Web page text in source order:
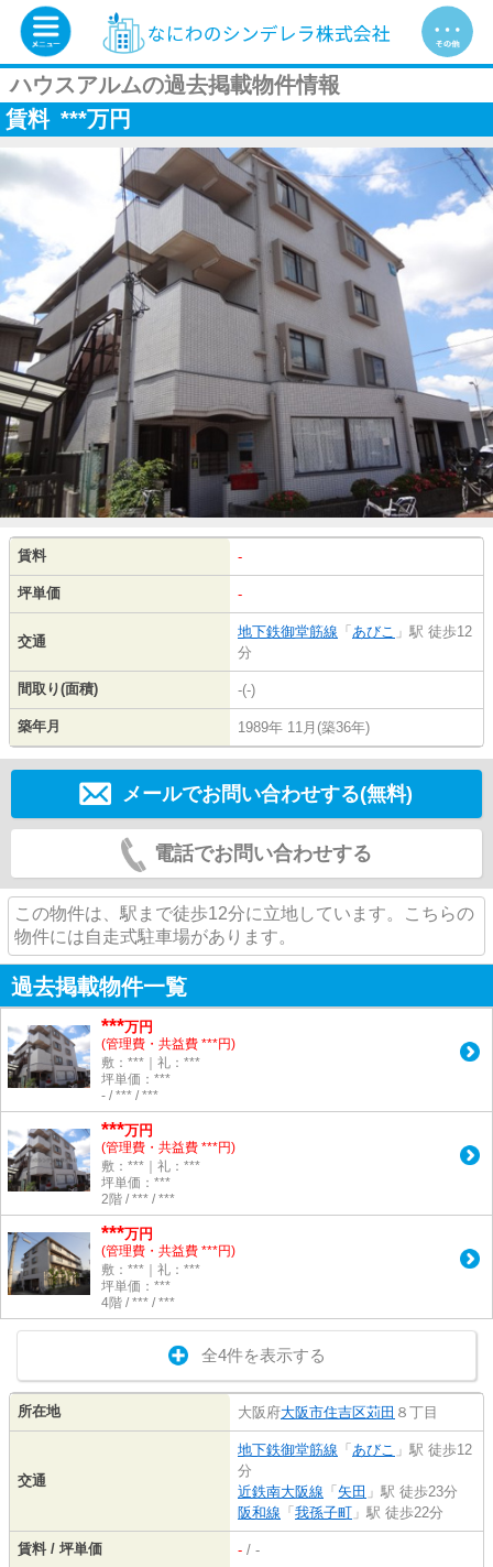
ハウスアルムの過去掲載物件情報
賃料 ***万円
賃料 -
坪単価 -
交通
地下鉄御堂筋線 「 あびこ 」駅 徒歩12
分
間取り(面積) -(-)
築年月 1989年 11月(築36年)
メールでお問い合わせする(無料)
電話でお問い合わせする
この物件は、駅まで徒歩12分に立地しています。こちらの
物件には自走式駐車場があります。
過去掲載物件一覧
***万円
(管理費・共益費 ***円)
敷：***｜礼：***
坪単価：***
- / *** / ***
***万円
(管理費・共益費 ***円)
敷：***｜礼：***
坪単価：***
2階 / *** / ***
***万円
(管理費・共益費 ***円)
敷：***｜礼：***
坪単価：***
4階 / *** / ***
全4件を表示する
所在地 大阪府大阪市住吉区苅田 ８丁目
交通
地下鉄御堂筋線 「 あびこ 」駅 徒歩12
分
近鉄南大阪線 「 矢田 」駅 徒歩23分
阪和線 「 我孫子町 」駅 徒歩22分
賃料 / 坪単価 - / -